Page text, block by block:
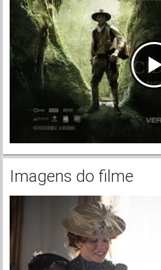
Imagens do filme